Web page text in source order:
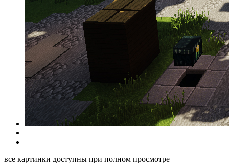
все картинки доступны при полном просмотре